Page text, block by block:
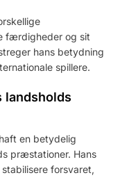
færdigheder og sit
hans betydning
spillere.
landsholds
en betydelig
præstationer. Hans
forsvaret,